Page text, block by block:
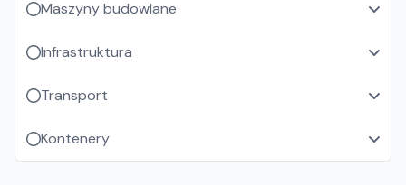
Maszyny budowlane
Infrastruktura
Transport
Kontenery